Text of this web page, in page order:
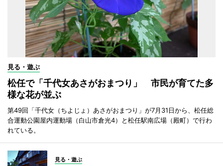
見る・遊ぶ
松任で「千代女あさがおまつり」 市民が育てた多
様な花が並ぶ
第49回「千代女（ちよじょ）あさがおまつり」が7月31日から、松任総
合運動公園屋内運動場（白山市倉光4）と松任駅南広場（殿町）で行わ
れている。
見る・遊ぶ